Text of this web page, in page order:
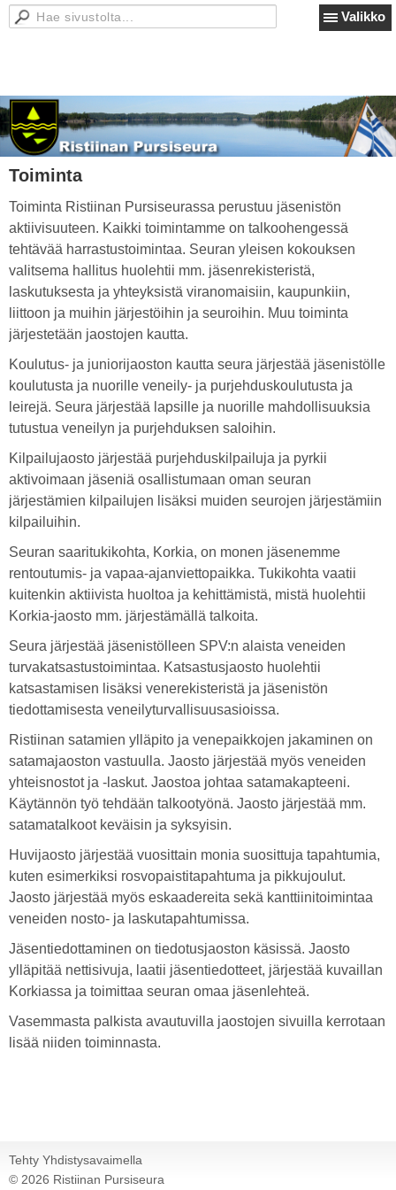
Valikko
Toiminta
Toiminta Ristiinan Pursiseurassa perustuu jäsenistön
aktiivisuuteen. Kaikki toimintamme on talkoohengessä
tehtävää harrastustoimintaa. Seuran yleisen kokouksen
valitsema hallitus huolehtii mm. jäsenrekisteristä,
laskutuksesta ja yhteyksistä viranomaisiin, kaupunkiin,
liittoon ja muihin järjestöihin ja seuroihin. Muu toiminta
järjestetään jaostojen kautta.
Koulutus- ja juniorijaoston kautta seura järjestää jäsenistölle
koulutusta ja nuorille veneily- ja purjehduskoulutusta ja
leirejä. Seura järjestää lapsille ja nuorille mahdollisuuksia
tutustua veneilyn ja purjehduksen saloihin.
Kilpailujaosto järjestää purjehduskilpailuja ja pyrkii
aktivoimaan jäseniä osallistumaan oman seuran
järjestämien kilpailujen lisäksi muiden seurojen järjestämiin
kilpailuihin.
Seuran saaritukikohta, Korkia, on monen jäsenemme
rentoutumis- ja vapaa-ajanviettopaikka. Tukikohta vaatii
kuitenkin aktiivista huoltoa ja kehittämistä, mistä huolehtii
Korkia-jaosto mm. järjestämällä talkoita.
Seura järjestää jäsenistölleen SPV:n alaista veneiden
turvakatsastustoimintaa. Katsastusjaosto huolehtii
katsastamisen lisäksi venerekisteristä ja jäsenistön
tiedottamisesta veneilyturvallisuusasioissa.
Ristiinan satamien ylläpito ja venepaikkojen jakaminen on
satamajaoston vastuulla. Jaosto järjestää myös veneiden
yhteisnostot ja -laskut. Jaostoa johtaa satamakapteeni.
Käytännön työ tehdään talkootyönä. Jaosto järjestää mm.
satamatalkoot keväisin ja syksyisin.
Huvijaosto järjestää vuosittain monia suosittuja tapahtumia,
kuten esimerkiksi rosvopaistitapahtuma ja pikkujoulut.
Jaosto järjestää myös eskaadereita sekä kanttiinitoimintaa
veneiden nosto- ja laskutapahtumissa.
Jäsentiedottaminen on tiedotusjaoston käsissä. Jaosto
ylläpitää nettisivuja, laatii jäsentiedotteet, järjestää kuvaillan
Korkiassa ja toimittaa seuran omaa jäsenlehteä.
Vasemmasta palkista avautuvilla jaostojen sivuilla kerrotaan
lisää niiden toiminnasta.
Tehty Yhdistysavaimella
© 2026 Ristiinan Pursiseura